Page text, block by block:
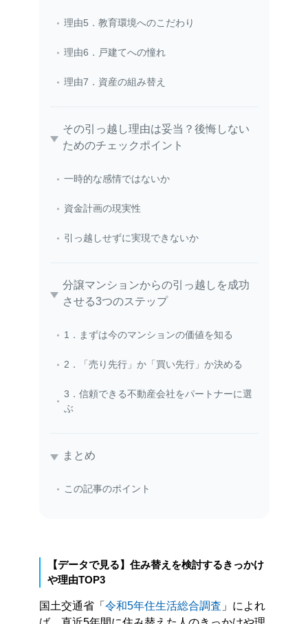
理由5．教育環境へのこだわり
理由6．戸建てへの憧れ
理由7．資産の組み替え
その引っ越し理由は妥当？後悔しない
ためのチェックポイント
一時的な感情ではないか
資金計画の現実性
引っ越しせずに実現できないか
分譲マンションからの引っ越しを成功
させる3つのステップ
1．まずは今のマンションの価値を知る
2．「売り先行」か「買い先行」か決める
3．信頼できる不動産会社をパートナーに選
ぶ
まとめ
この記事のポイント
【データで見る】住み替えを検討するきっかけ
や理由TOP3
国土交通省「 令和5年住生活総合調査 」によれ